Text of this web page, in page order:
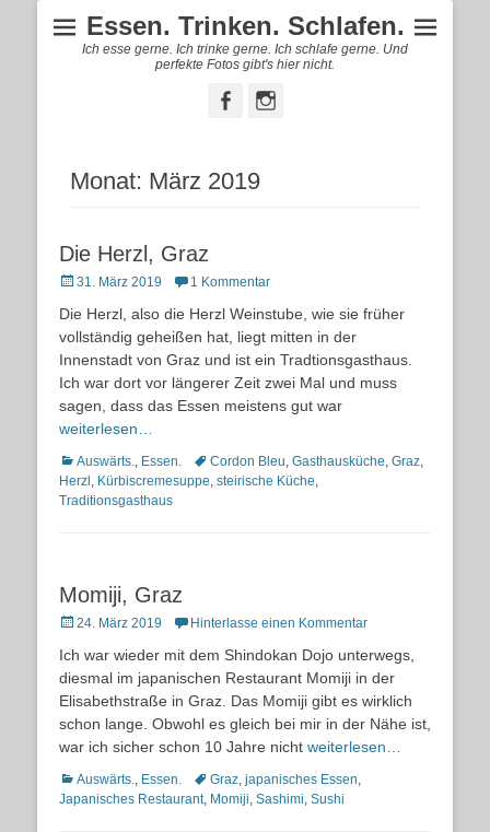
Essen. Trinken. Schlafen.
Ich esse gerne. Ich trinke gerne. Ich schlafe gerne. Und
perfekte Fotos gibt's hier nicht.
FacebookInstagram
Monat: März 2019
Die Herzl, Graz
Posted31. März 2019 1 Kommentar
Die Herzl, also die Herzl Weinstube, wie sie früher
vollständig geheißen hat, liegt mitten in der
Innenstadt von Graz und ist ein Tradtionsgasthaus.
Ich war dort vor längerer Zeit zwei Mal und muss
sagen, dass das Essen meistens gut war
weiterlesen…
Kategorien
Auswärts., Essen. Schlagworte
Cordon Bleu, Gasthausküche, Graz,
Herzl , Kürbiscremesuppe, steirische Küche,
Traditionsgasthaus
Momiji, Graz
Posted24. März 2019 Hinterlasse einen Kommentar
Ich war wieder mit dem Shindokan Dojo unterwegs,
diesmal im japanischen Restaurant Momiji in der
Elisabethstraße in Graz. Das Momiji gibt es wirklich
schon lange. Obwohl es gleich bei mir in der Nähe ist,
war ich sicher schon 10 Jahre nicht weiterlesen…
Kategorien
Auswärts., Essen. Schlagworte
Graz, japanisches Essen,
Japanisches Restaurant, Momiji, Sashimi, Sushi